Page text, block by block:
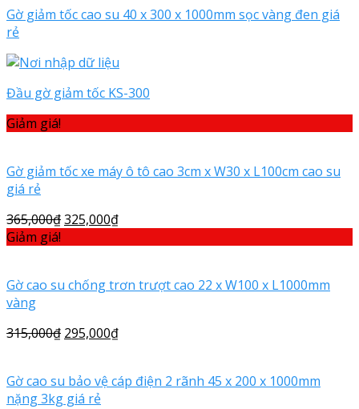
Gờ giảm tốc cao su 40 x 300 x 1000mm sọc vàng đen giá
rẻ
Đầu gờ giảm tốc KS-300
Giảm giá!
Gờ giảm tốc xe máy ô tô cao 3cm x W30 x L100cm cao su
giá rẻ
365,000₫325,000₫
Giảm giá!
Gờ cao su chống trơn trượt cao 22 x W100 x L1000mm
vàng
315,000₫ 295,000₫
Gờ cao su bảo vệ cáp điện 2 rãnh 45 x 200 x 1000mm
nặng 3kg giá rẻ